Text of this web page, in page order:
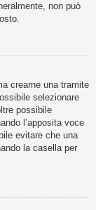
non può
crearne una tramite
selezionare
possibile
l’apposita voce
evitare che una
la casella per